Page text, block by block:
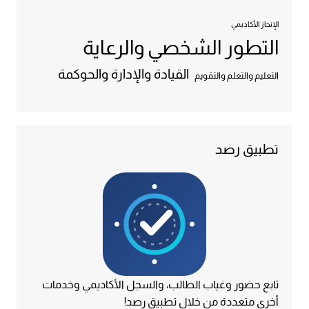
الإنجاز الأكاديمي
التطور الشخصي والرعاية
التعليم والتعلم والتقويم القيادة والإدارة والحوكمة
تطبيق رصد
تابع حضور وغياب الطالب، والسجل الأكاديمي وخدمات
أخرى متعددة من خلال تطبيق رصد!